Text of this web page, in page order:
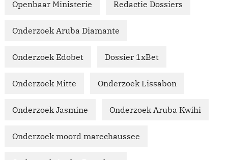
Openbaar Ministerie Redactie Dossiers
Onderzoek Aruba Diamante
Onderzoek Edobet Dossier 1xBet
Onderzoek Mitte Onderzoek Lissabon
Onderzoek Jasmine Onderzoek Aruba Kwihi
Onderzoek moord marechaussee